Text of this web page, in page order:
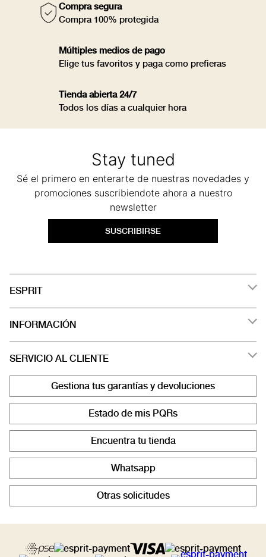
Compra segura
Compra 100% protegida
Múltiples medios de pago
Elige tus favoritos y paga como prefieras
Tienda abierta 24/7
Todos los días a cualquier hora
Stay tuned
Sé el primero en enterarte de nuestras novedades y
promociones suscribiendote ahora a nuestro
newsletter
SUSCRIBIRSE
ESPRIT
INFORMACIÓN
SERVICIO AL CLIENTE
Gestiona tus garantías y devoluciones
Estado de mis PQRs
Encuentra tu tienda
Whatsapp
Otras solicitudes